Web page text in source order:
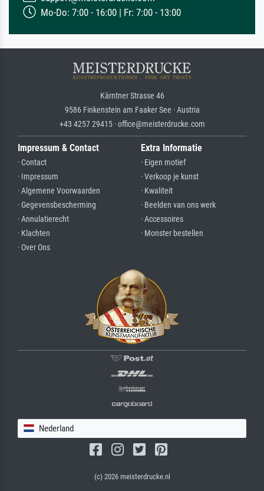
Mo-Do: 7:00 - 16:00 | Fr: 7:00 - 13:00
Kärntner Strasse 46
9586 Finkenstein am Faaker See · Austria
+43 4257 29415 · office@meisterdrucke.com
Impressum & Contact
· Contact
· Impressum
· Algemene Voorwaarden
· Gegevensbescherming
· Annulatierecht
· Klachten
· Over Ons
Extra Informatie
· Eigen motief
· Verkoop je kunst
· Kwaliteit
· Beelden van ons werk
· Accessoires
· Monster bestellen
Nederland
(c) 2026 meisterdrucke.nl